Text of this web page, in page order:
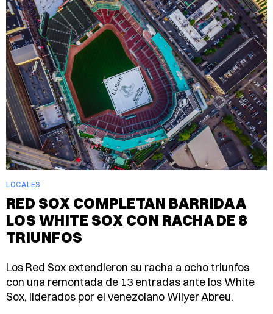
LOCALES
RED SOX COMPLETAN BARRIDA A
LOS WHITE SOX CON RACHA DE 8
TRIUNFOS
Los Red Sox extendieron su racha a ocho triunfos
con una remontada de 13 entradas ante los White
Sox, liderados por el venezolano Wilyer Abreu.